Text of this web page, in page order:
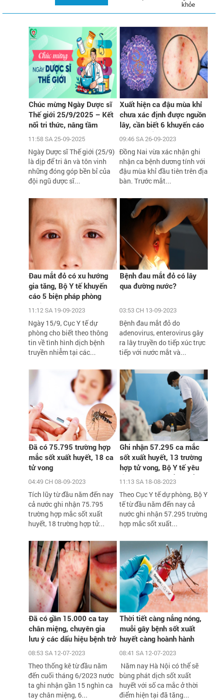
khỏe
Chúc mừng Ngày Dược sĩ
Thế giới 25/9/2025 – Kết
nối tri thức, nâng tầm
chăm sóc sức khỏe cộng
11:58 SA 25-09-2025
Ngày Dược sĩ Thế giới (25/9)
là dịp để tri ân và tôn vinh
những đóng góp bền bỉ của
đội ngũ dược sĩ...
Xuất hiện ca đậu mùa khỉ
chưa xác định được nguồn
lây, cần biết 6 khuyến cáo
phòng chống dịch của Bộ Y
09:46 SA 26-09-2023
Đồng Nai vừa xác nhận ghi
nhận ca bệnh dương tính với
đậu mùa khỉ đầu tiên trên địa
bàn. Trước mắt...
Đau mắt đỏ có xu hướng
gia tăng, Bộ Y tế khuyến
cáo 5 biện pháp phòng
chống
11:12 SA 19-09-2023
Ngày 15/9, Cục Y tế dự
phòng cho biết theo thông
tin về tình hình dịch bệnh
truyền nhiễm tại các...
Bệnh đau mắt đỏ có lây
qua đường nước?
03:53 CH 13-09-2023
Bệnh đau mắt đỏ do
adenovirus, enterovirus gây
ra lây truyền do tiếp xúc trực
tiếp với nước mắt và...
Đã có 75.795 trường hợp
mắc sốt xuất huyết, 18 ca
tử vong
04:49 CH 08-09-2023
Tích lũy từ đầu năm đến nay
cả nước ghi nhận 75.795
trường hợp mắc sốt xuất
huyết, 18 trường hợp tử...
Ghi nhận 57.295 ca mắc
sốt xuất huyết, 13 trường
hợp tử vong, Bộ Y tế yêu
cầu xử lý triệt để các ổ
11:13 SA 18-08-2023
Theo Cục Y tế dự phòng, Bộ Y
tế từ đầu năm đến nay cả
nước ghi nhận 57.295 trường
hợp mắc sốt xuất...
Đã có gần 15.000 ca tay
chân miệng, chuyên gia
lưu ý các dấu hiệu bệnh trở
nặng cần biết
08:53 SA 12-07-2023
Theo thống kê từ đầu năm
đến cuối tháng 6/2023 nước
ta ghi nhận gần 15 nghìn ca
tay chân miệng, 6...
Thời tiết càng nắng nóng,
muỗi gây bệnh sốt xuất
huyết càng hoành hành
08:41 SA 12-07-2023
Năm nay Hà Nội có thể sẽ
bùng phát dịch sốt xuất
huyết với số ca mắc ở thời
điểm hiện tại đã tăng...